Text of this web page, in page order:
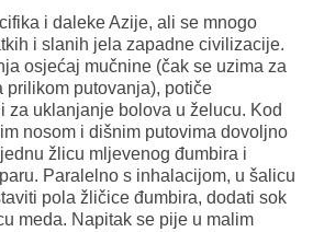
i daleke Azije, ali se mnogo
i slanih jela zapadne civilizacije.
osjećaj mučnine (čak se uzima za
prilikom putovanja), potiče
za uklanjanje bolova u želucu. Kod
nosom i dišnim putovima dovoljno
žlicu mljevenog đumbira i
Paralelno s inhalacijom, u šalicu
pola žličice đumbira, dodati sok
meda. Napitak se pije u malim